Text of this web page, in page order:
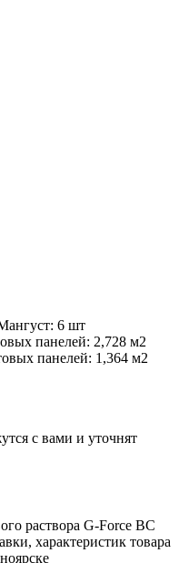
6 шт
панелей: 2,728 м2
панелей: 1,364 м2
с вами и уточнят
раствора G-Force ВС
характеристик товара